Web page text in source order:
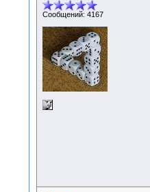
Сообщений: 4167